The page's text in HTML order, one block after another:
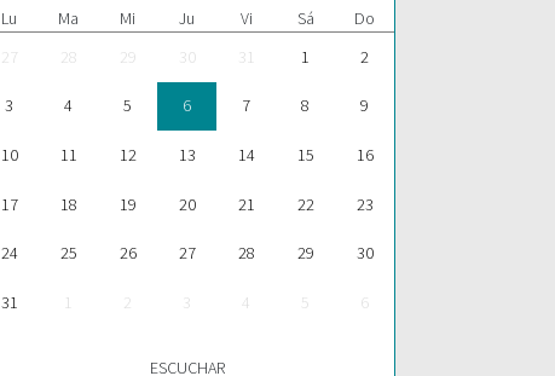
Lu Ma Mi Ju Vi Sá
Do
27
28 29 30 31 1 2
3 4 5 6 7 8 9
10 11 12 13 14 15 16
17 18 19 20 21 22 23
24 25 26 27 28 29 30
31 1 2 3 4 5 6
ESCUCHAR